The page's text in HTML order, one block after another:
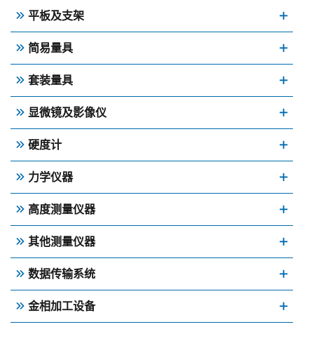
平板及支架
简易量具
套装量具
显微镜及影像仪
硬度计
力学仪器
高度测量仪器
其他测量仪器
数据传输系统
金相加工设备